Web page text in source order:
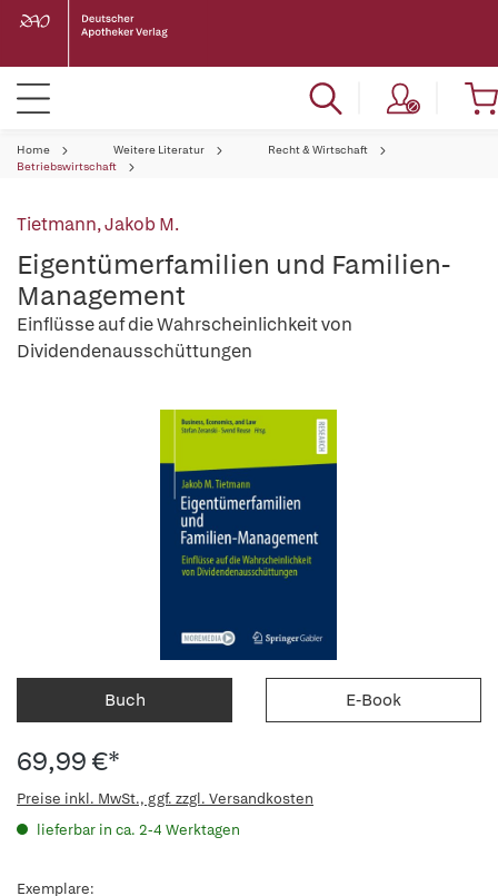
Home Weitere Literatur
Recht & Wirtschaft
Betriebswirtschaft
Tietmann, Jakob M.
Eigentümerfamilien und Familien-
Management
Einflüsse auf die Wahrscheinlichkeit von
Dividendenausschüttungen
Buch E-Book
69,99 €*
Preise inkl. MwSt., ggf. zzgl. Versandkosten
lieferbar in ca. 2-4 Werktagen
Exemplare: